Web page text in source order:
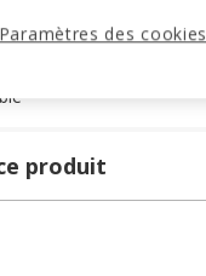
72h offert dès 69€ d'achat
produit
Paramètres des cookies